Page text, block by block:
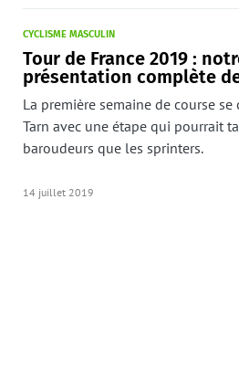
CYCLISME MASCULIN
Tour de France 2019 :
présentation complète
La première semaine de course
Tarn avec une étape qui pourrait
baroudeurs que les sprinters.
14 juillet 2019